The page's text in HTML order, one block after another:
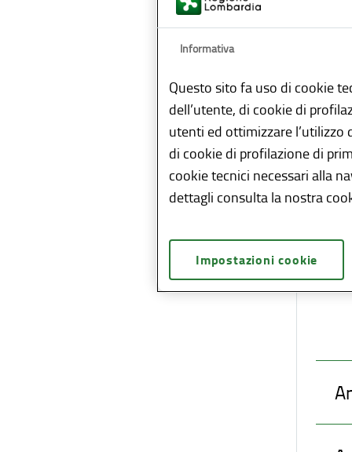
Io
Tutte
In
I
Informativa
Questo sito fa uso di cookie
dell’utente, di cookie di
utenti ed ottimizzare l’utilizzo
di cookie di profilazione di
cookie tecnici necessari alla
dettagli consulta la nostra
Impostazioni cookie